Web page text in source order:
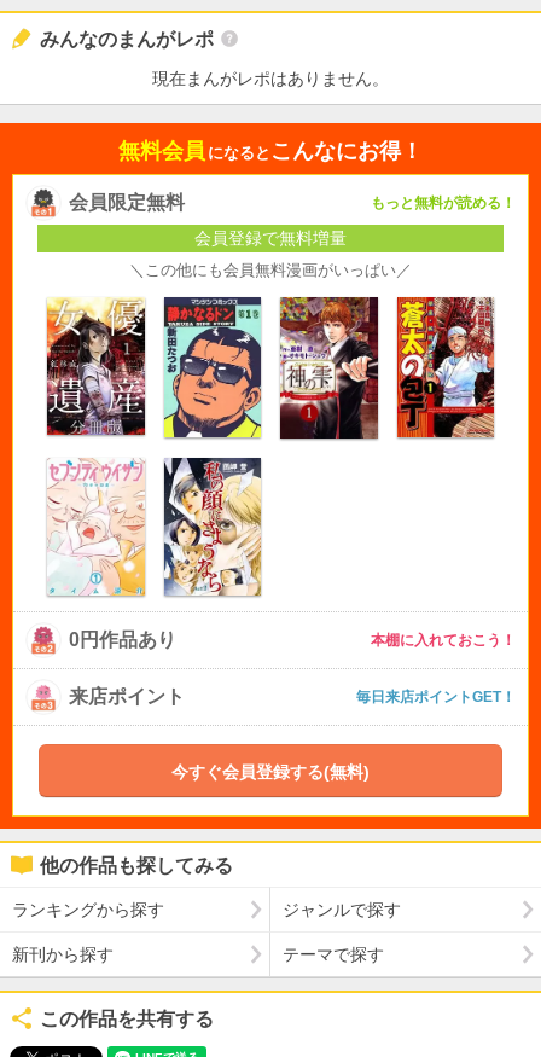
みんなのまんがレポ
現在まんがレポはありません。
無料会員 になると こんなにお得！
会員限定無料 もっと無料が読める！
会員登録で無料増量
＼この他にも会員無料漫画がいっぱい／
0円作品あり 本棚に入れておこう！
来店ポイント 毎日来店ポイントGET！
今すぐ会員登録する(無料)
他の作品も探してみる
ランキングから探す ジャンルで探す
新刊から探す テーマで探す
この作品を共有する